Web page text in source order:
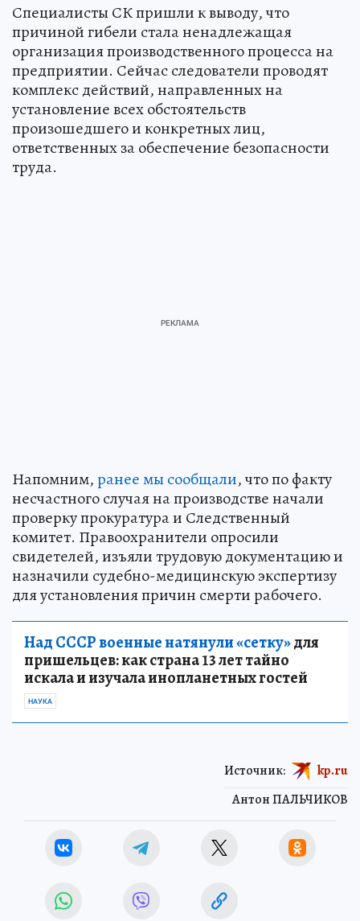
Специалисты СК пришли к выводу, что
причиной гибели стала ненадлежащая
организация производственного процесса на
предприятии. Сейчас следователи проводят
комплекс действий, направленных на
установление всех обстоятельств
произошедшего и конкретных лиц,
ответственных за обеспечение безопасности
труда.
Напомним,ранее мы сообщали, что по факту
несчастного случая на производстве начали
проверку прокуратура и Следственный
комитет. Правоохранители опросили
свидетелей, изъяли трудовую документацию и
назначили судебно-медицинскую экспертизу
для установления причин смерти рабочего.
Над СССР военные натянули «сетку»для
пришельцев: как страна 13 лет тайно
искала и изучала инопланетных гостей
НАУКА
Антон ПАЛЬЧИКОВ
Источник: kp.ru